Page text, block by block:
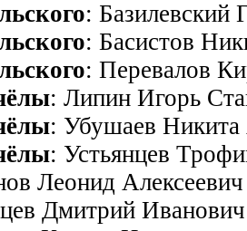
: Базилевский
: Басистов
: Перевалов
: Липин Игорь
: Убушаев Никита
: Устьянцев
Леонид Алексеевич
Дмитрий Иванович